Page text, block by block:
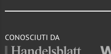
CONOSCIUTI DA